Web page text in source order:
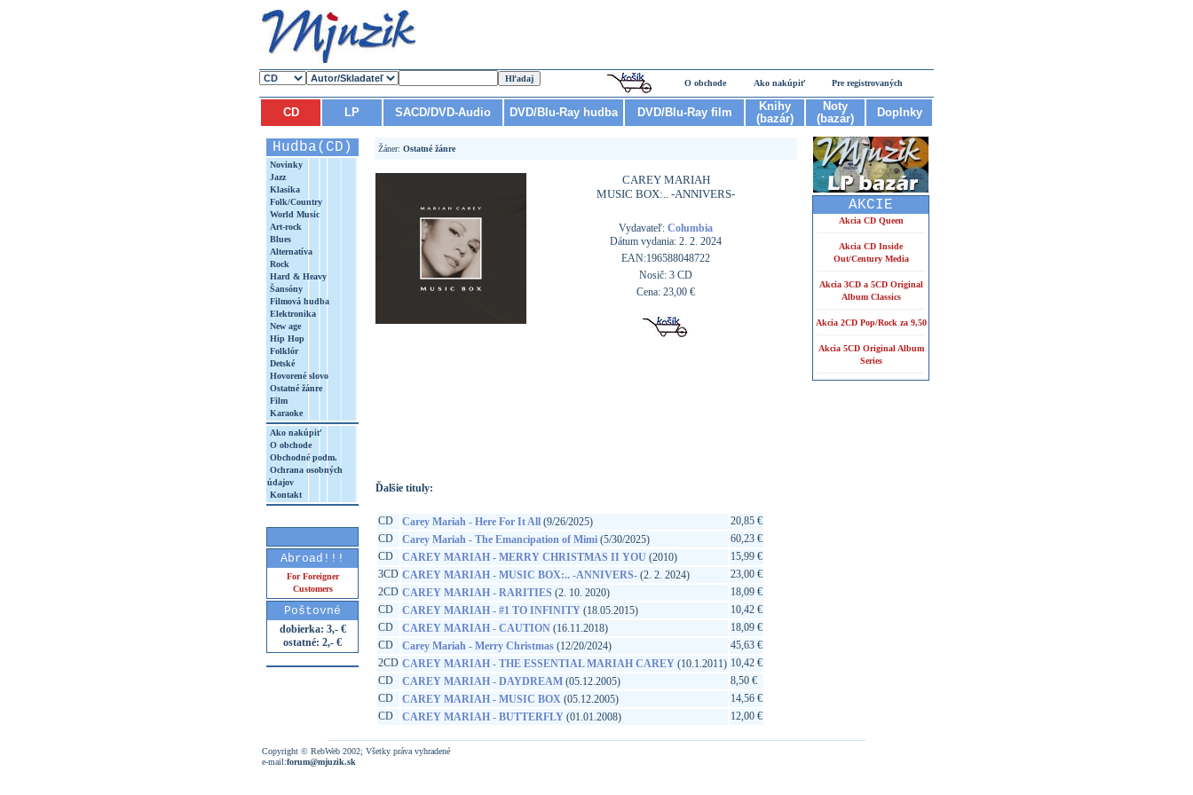
O obchode Ako nakúpiť Pre registrovaných
CD LP SACD/DVD-Audio DVD/Blu-Ray hudba DVD/Blu-Ray film
Knihy
(bazár)
Noty
(bazár)
Doplnky
Hudba(CD)
Novinky
Jazz
Klasika
Folk/Country
World Music
Art-rock
Blues
Alternatíva
Rock
Hard & Heavy
Šansóny
Filmová hudba
Elektronika
New age
Hip Hop
Folklór
Detské
Hovorené slovo
Ostatné žánre
Film
Karaoke
Ako nakúpiť
O obchode
Obchodné podm.
Ochrana osobných
údajov
Kontakt
Abroad!!!
For Foreigner
Customers
Poštovné
dobierka: 3,- €
ostatné: 2,- €
Žáner: Ostatné žánre
CAREY MARIAH
MUSIC BOX:.. -ANNIVERS-
Vydavateľ: Columbia
Dátum vydania: 2. 2. 2024
EAN:196588048722
Nosič: 3 CD
Cena: 23,00 €
Ďalšie tituly:
CD Carey Mariah - Here For It All (9/26/2025)
20,85 €
CD
Carey Mariah - The Emancipation of Mimi (5/30/2025)
60,23 €
CD
CAREY MARIAH - MERRY CHRISTMAS II YOU (2010)
15,99 €
3CD CAREY MARIAH - MUSIC BOX:.. -ANNIVERS- (2. 2. 2024)
23,00 €
2CD CAREY MARIAH - RARITIES (2. 10. 2020)
18,09 €
CD
CAREY MARIAH - #1 TO INFINITY (18.05.2015)
10,42 €
CD
CAREY MARIAH - CAUTION (16.11.2018)
18,09 €
CD
Carey Mariah - Merry Christmas (12/20/2024)
45,63 €
2CD CAREY MARIAH - THE ESSENTIAL MARIAH CAREY (10.1.2011) 10,42 €
CD
CAREY MARIAH - DAYDREAM (05.12.2005)
8,50 €
CD
CAREY MARIAH - MUSIC BOX (05.12.2005)
14,56 €
CD
CAREY MARIAH - BUTTERFLY (01.01.2008) 12,00 €
AKCIE
Akcia CD Queen
Akcia CD Inside
Out/Century Media
Akcia 3CD a 5CD Original
Album Classics
Akcia 2CD Pop/Rock za 9,50
Akcia 5CD Original Album
Series
Copyright © RebWeb 2002; Všetky práva vyhradené
e-mail:forum@mjuzik.sk